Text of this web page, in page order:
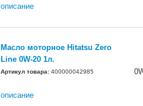
описание
Масло моторное Hitatsu Zero
Line 0W-20 1л.
Артикул товара: 400000042985
описание